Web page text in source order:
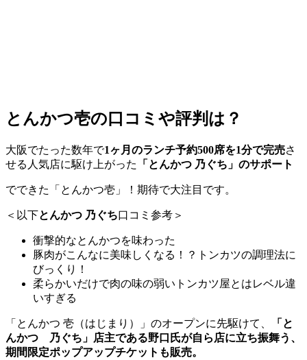
とんかつ壱の口コミや評判は？
大阪でたった数年で1ヶ月のランチ予約500席を1分で完売さ
せる人気店に駆け上がった
「とんかつ 乃ぐち」のサポート
でできた「とんかつ壱」！期待で大注目です。
＜以下とんかつ 乃ぐち口コミ参考＞
衝撃的なとんかつを味わった
豚肉がこんなに美味しくなる！？トンカツの調理法に
びっくり！
柔らかいだけで肉の味の弱いトンカツ屋とはレベル違
いすぎる
「とんかつ 壱（はじまり）」のオープンに先駆けて、
「と
んかつ 乃ぐち」店主である野口氏が自ら店に立ち振舞う、
期間限定ポップアップチケットも販売。